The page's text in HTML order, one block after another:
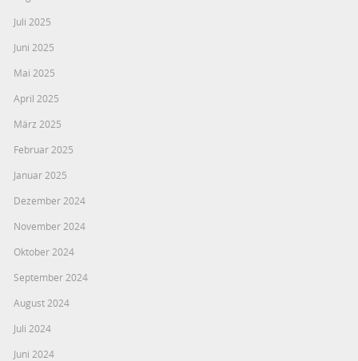
Juli 2025
Juni 2025
Mai 2025
April 2025
März 2025
Februar 2025
Januar 2025
Dezember 2024
November 2024
Oktober 2024
September 2024
August 2024
Juli 2024
Juni 2024